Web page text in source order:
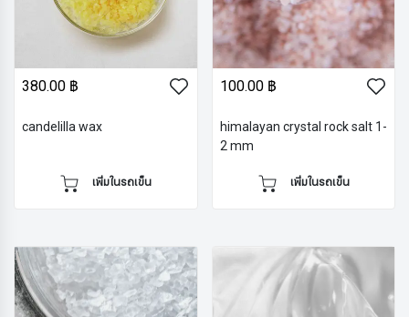
380.00 ฿
candelilla wax
เพิ่มในรถเข็น
100.00 ฿
himalayan crystal rock salt 1-
2 mm
เพิ่มในรถเข็น